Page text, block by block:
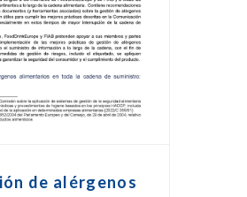
de alérgenos